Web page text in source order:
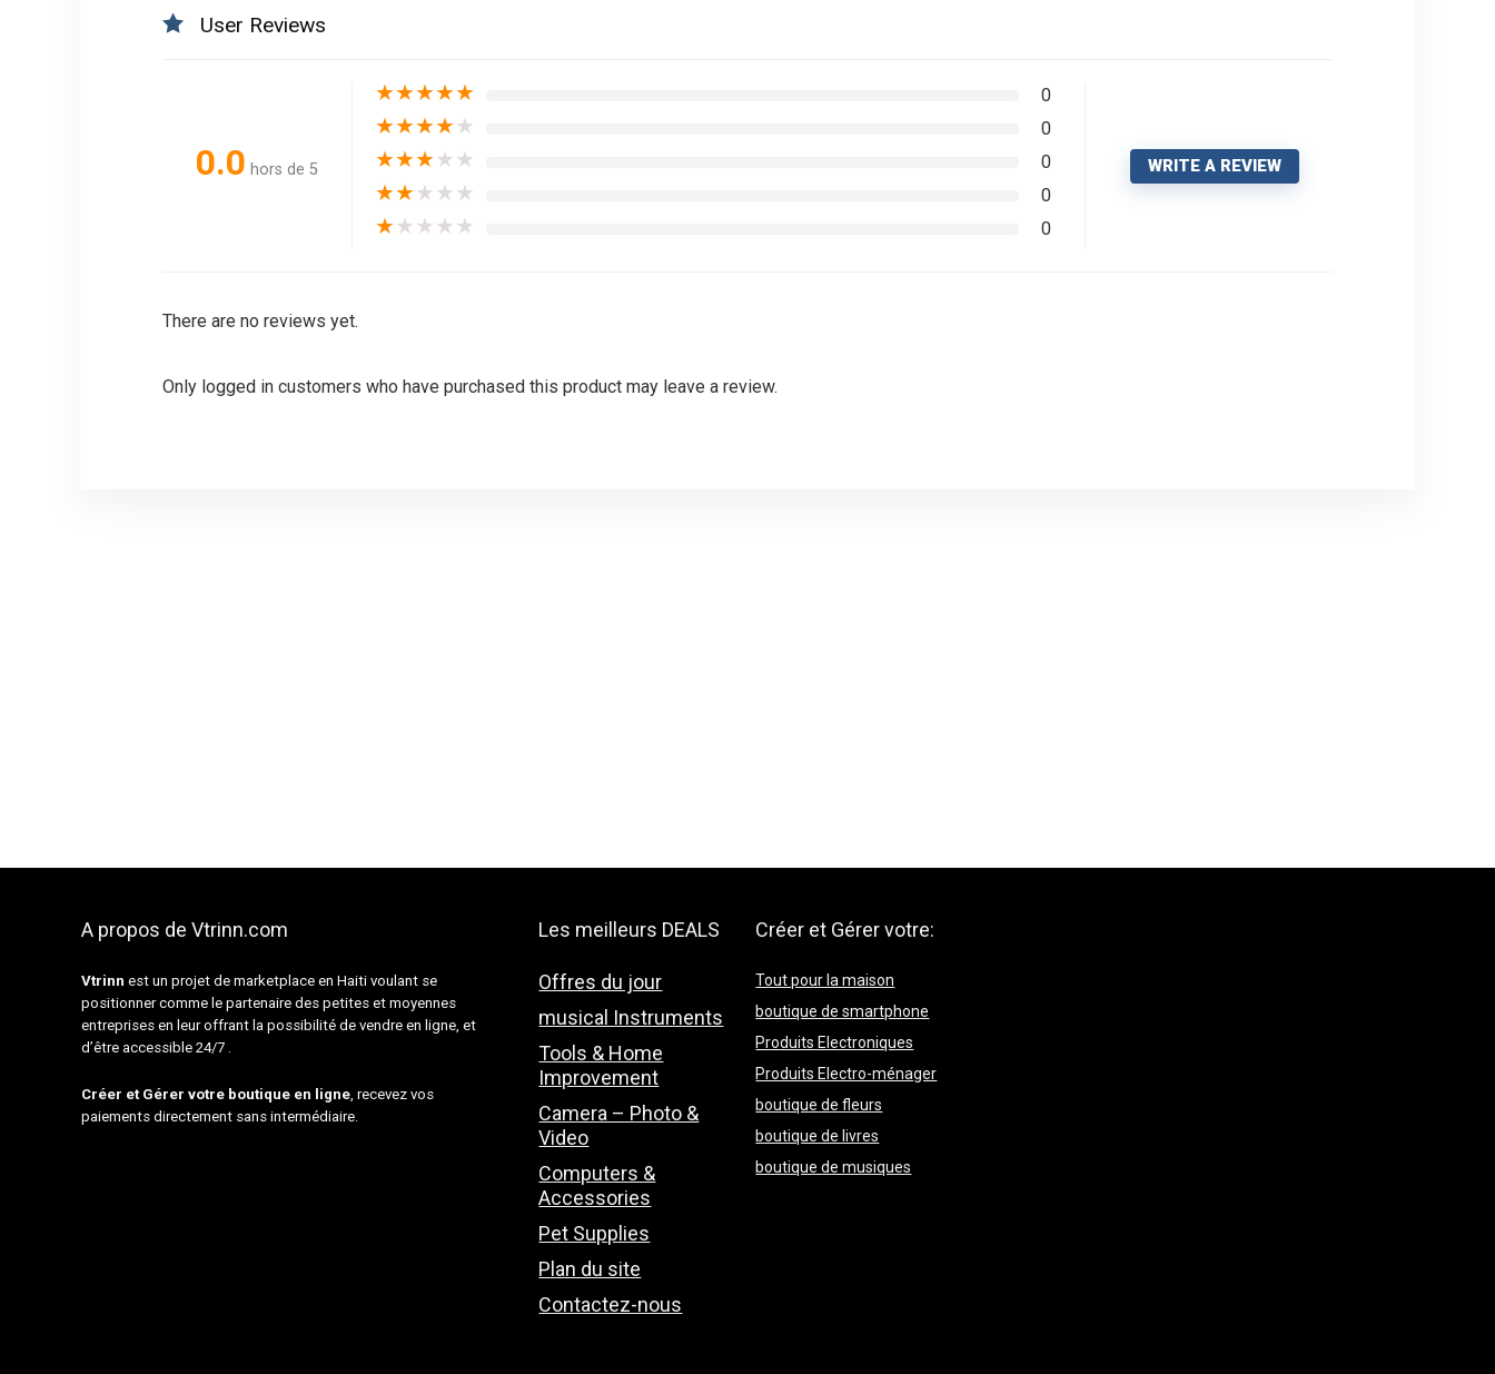
User Reviews
0.0 hors de 5
★★★★★ 0
★★★★★ 0
★★★★★ 0
★★★★★ 0
★★★★★ 0
WRITE A REVIEW
There are no reviews yet.
Only logged in customers who have purchased this product may leave a review.
A propos de Vtrinn.com
Vtrinn est un projet de marketplace en Haiti voulant se
positionner comme le partenaire des petites et moyennes
entreprises en leur offrant la possibilité de vendre en ligne, et
d’être accessible 24/7 .
Créer et Gérer votre boutique en ligne, recevez vos
paiements directement sans intermédiaire.
Les meilleurs DEALS
Offres du jour
musical Instruments
Tools & Home
Improvement
Camera – Photo &
Video
Computers &
Accessories
Pet Supplies
Plan du site
Contactez-nous
Créer et Gérer votre:
Tout pour la maison
boutique de smartphone
Produits Electroniques
Produits Electro-ménager
boutique de fleurs
boutique de livres
boutique de musiques